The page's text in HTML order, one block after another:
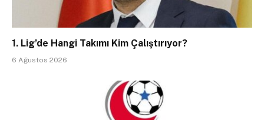
1. Lig’de Hangi Takımı Kim Çalıştırıyor?
6 Ağustos 2026